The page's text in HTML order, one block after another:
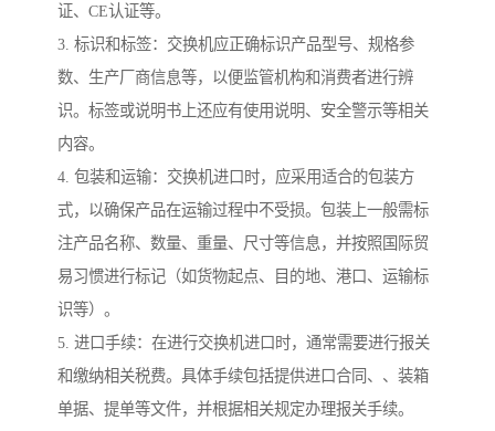
证、CE认证等。
3. 标识和标签：交换机应正确标识产品型号、规格参
数、生产厂商信息等，以便监管机构和消费者进行辨
识。标签或说明书上还应有使用说明、安全警示等相关
内容。
4. 包装和运输：交换机进口时，应采用适合的包装方
式，以确保产品在运输过程中不受损。包装上一般需标
注产品名称、数量、重量、尺寸等信息，并按照国际贸
易习惯进行标记（如货物起点、目的地、港口、运输标
识等）。
5. 进口手续：在进行交换机进口时，通常需要进行报关
和缴纳相关税费。具体手续包括提供进口合同、、装箱
单据、提单等文件，并根据相关规定办理报关手续。